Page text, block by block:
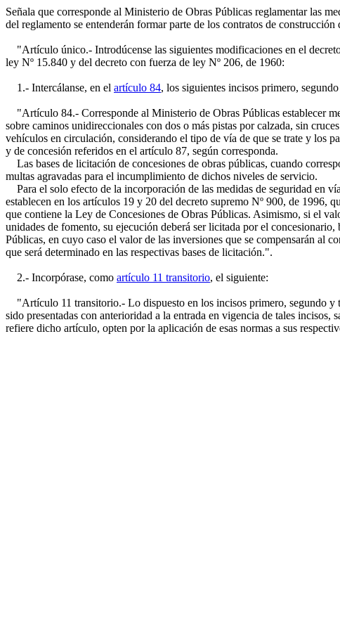
Señala que corresponde al Ministerio de Obras Públicas reglamentar las
del reglamento se entenderán formar parte de los contratos de
"Artículo único.- Introdúcense las siguientes modificaciones en el
ley Nº 15.840 y del decreto con fuerza de ley Nº 206, de 1960:
1.- Intercálanse, en el artículo 84, los siguientes incisos primero,
"Artículo 84.- Corresponde al Ministerio de Obras Públicas establecer
sobre caminos unidireccionales con dos o más pistas por calzada, sin
vehículos en circulación, considerando el tipo de vía de que se trate y los
y de concesión referidos en el artículo 87, según corresponda.
Las bases de licitación de concesiones de obras públicas, cuando
multas agravadas para el incumplimiento de dichos niveles de servicio.
Para el solo efecto de la incorporación de las medidas de seguridad en
establecen en los artículos 19 y 20 del decreto supremo Nº 900, de
que contiene la Ley de Concesiones de Obras Públicas. Asimismo, si el
unidades de fomento, su ejecución deberá ser licitada por el
Públicas, en cuyo caso el valor de las inversiones que se compensarán al
que será determinado en las respectivas bases de licitación.".
2.- Incorpórase, como artículo 11 transitorio, el siguiente:
"Artículo 11 transitorio.- Lo dispuesto en los incisos primero, segundo y
sido presentadas con anterioridad a la entrada en vigencia de tales
refiere dicho artículo, opten por la aplicación de esas normas a sus